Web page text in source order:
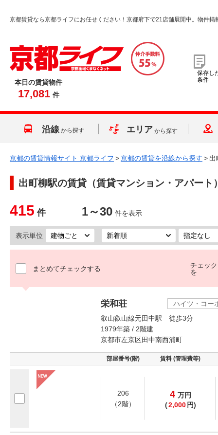
京都賃貸なら京都ライフにお任せください！京都府下で21店舗展開中。物件掲
本日の賃貸物件
17,081 件
保存し
条件
沿線 から探す エリア から探す
京都の賃貸情報サイト 京都ライフ >京都の賃貸を沿線から探す > 出
出町柳駅の賃貸（賃貸マンション・アパート
415 件 1～30 件を表示
表示単位
まとめてチェックする
チェッ
を
栄和荘
ハイツ・コー
叡山叡山線元田中駅 徒歩3分
1979年築 / 2階建
京都市左京区田中南西浦町
部屋番号(階) 賃料 (管理費等)
206
（2階）
4 万円
(2,000 円)